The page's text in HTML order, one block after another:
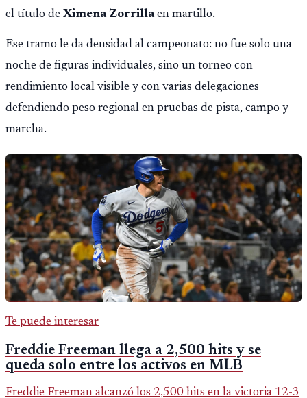
el título de Ximena Zorrillaen martillo.
Ese tramo le da densidad al campeonato: no fue solo una
noche de figuras individuales, sino un torneo con
rendimiento local visible y con varias delegaciones
defendiendo peso regional en pruebas de pista, campo y
marcha.
Te puede interesar
Freddie Freeman llega a 2,500 hits y se
queda solo entre los activos en MLB
Freddie Freeman alcanzó los 2,500 hits en la victoria 12-3